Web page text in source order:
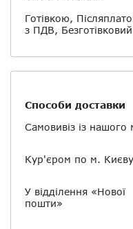
Готівкою,
з ПДВ,
Способи доставки
Самовивіз із нашого
Кур'єром по м. Києву
У відділення «Нової
пошти»